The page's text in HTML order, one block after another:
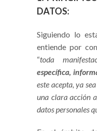
DATOS:
Siguiendo lo
entiende por
“toda
específica,
este acepta, ya
una clara acción
datos personales